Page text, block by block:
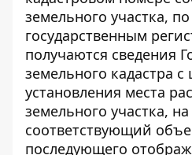
земельного участка,
государственным
получаются сведения
земельного кадастра с
установления места
земельного участка,
соответствующий
последующего